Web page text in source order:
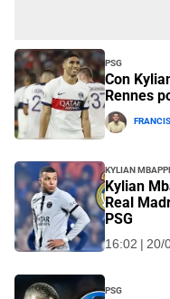
PSG
Con
Rennes
Kylian
Kylian
Real
PSG
16:02 | 20/
PSG